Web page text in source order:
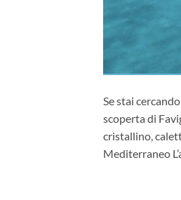
Se stai
scoperta di
cristallino,
Mediterraneo